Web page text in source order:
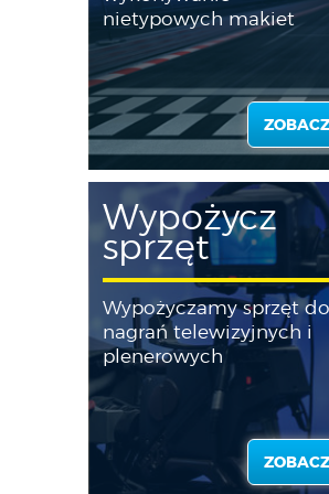
nietypowych makiet
ZOBACZ
Wypożycz
sprzęt
Wypożyczamy sprzęt do
nagrań telewizyjnych i
plenerowych
ZOBACZ